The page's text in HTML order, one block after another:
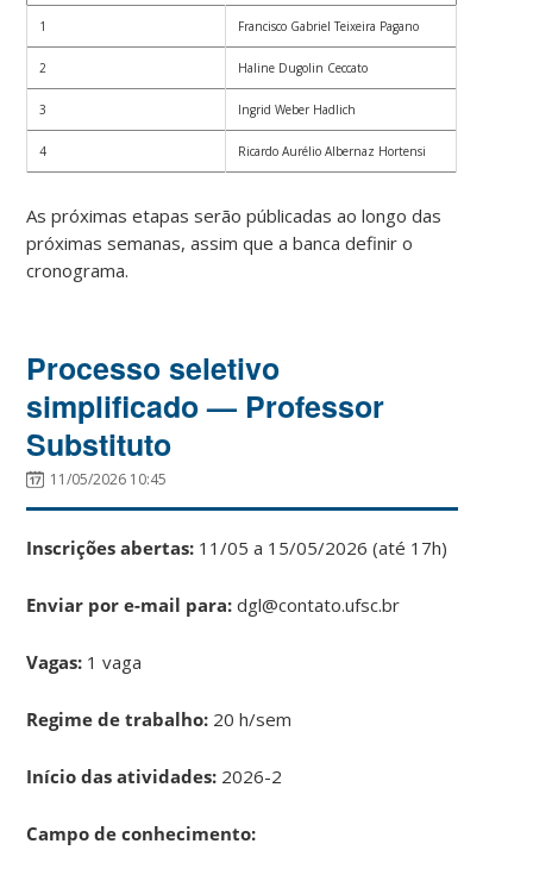
1 Francisco Gabriel Teixeira Pagano
2 Haline Dugolin Ceccato
3 Ingrid Weber Hadlich
4 Ricardo Aurélio Albernaz Hortensi
As próximas etapas serão públicadas ao longo das
próximas semanas, assim que a banca definir o
cronograma.
Processo seletivo
simplificado — Professor
Substituto
11/05/2026 10:45
Inscrições abertas: 11/05 a 15/05/2026 (até 17h)
Enviar por e-mail para:dgl@contato.ufsc.br
Vagas: 1 vaga
Regime de trabalho: 20 h/sem
Início das atividades: 2026-2
Campo de conhecimento: